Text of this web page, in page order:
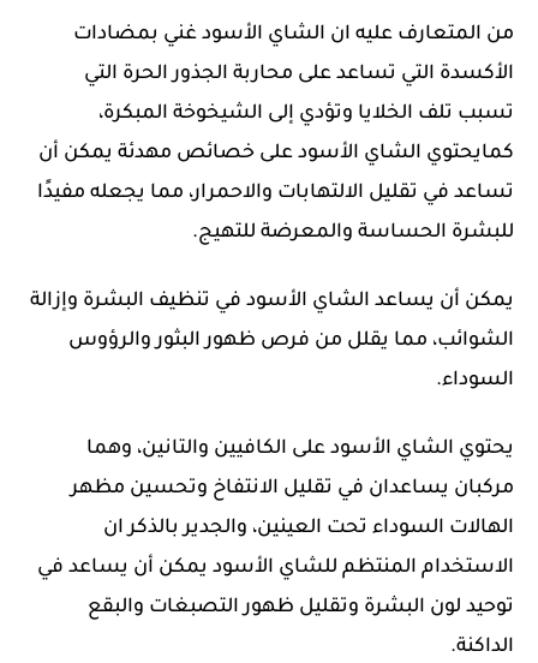
من المتعارف عليه ان الشاي الأسود غني بمضادات
الأكسدة التي تساعد على محاربة الجذور الحرة التي
تسبب تلف الخلايا وتؤدي إلى الشيخوخة المبكرة،
كمايحتوي الشاي الأسود على خصائص مهدئة يمكن أن
تساعد في تقليل الالتهابات والاحمرار، مما يجعله مفيدًا
للبشرة الحساسة والمعرضة للتهيج.
يمكن أن يساعد الشاي الأسود في تنظيف البشرة وإزالة
الشوائب، مما يقلل من فرص ظهور البثور والرؤوس
السوداء.
يحتوي الشاي الأسود على الكافيين والتانين، وهما
مركبان يساعدان في تقليل الانتفاخ وتحسين مظهر
الهالات السوداء تحت العينين، والجدير بالذكر ان
الاستخدام المنتظم للشاي الأسود يمكن أن يساعد في
توحيد لون البشرة وتقليل ظهور التصبغات والبقع
الداكنة.